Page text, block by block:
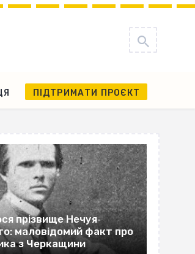
ПІДТРИМАТИ ПРОЄКТ
прізвище Нечуя‐
маловідомий факт про
з Черкащини